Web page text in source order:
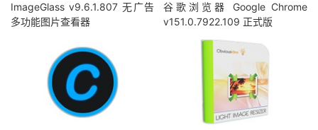
ImageGlass v9.6.1.807 无广告
多功能图片查看器
谷歌浏览器 Google Chrome
v151.0.7922.109 正式版